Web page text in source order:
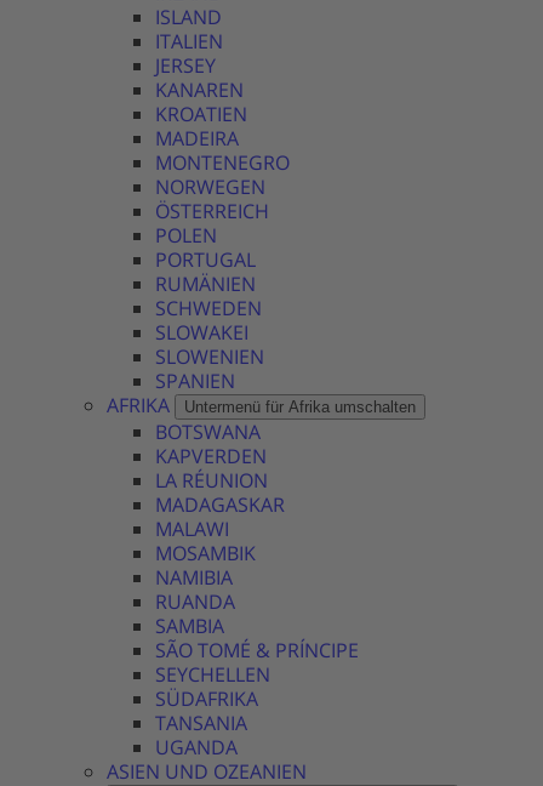
ISLAND
ITALIEN
JERSEY
KANAREN
KROATIEN
MADEIRA
MONTENEGRO
NORWEGEN
ÖSTERREICH
POLEN
PORTUGAL
RUMÄNIEN
SCHWEDEN
SLOWAKEI
SLOWENIEN
SPANIEN
AFRIKA
Untermenü für Afrika umschalten
BOTSWANA
KAPVERDEN
LA RÉUNION
MADAGASKAR
MALAWI
MOSAMBIK
NAMIBIA
RUANDA
SAMBIA
SÃO TOMÉ & PRÍNCIPE
SEYCHELLEN
SÜDAFRIKA
TANSANIA
UGANDA
ASIEN UND OZEANIEN